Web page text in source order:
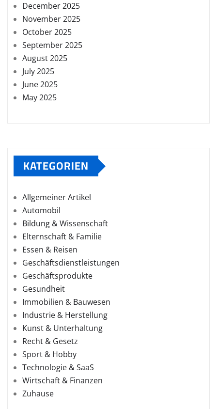
December 2025
November 2025
October 2025
September 2025
August 2025
July 2025
June 2025
May 2025
KATEGORIEN
Allgemeiner Artikel
Automobil
Bildung & Wissenschaft
Elternschaft & Familie
Essen & Reisen
Geschäftsdienstleistungen
Geschäftsprodukte
Gesundheit
Immobilien & Bauwesen
Industrie & Herstellung
Kunst & Unterhaltung
Recht & Gesetz
Sport & Hobby
Technologie & SaaS
Wirtschaft & Finanzen
Zuhause